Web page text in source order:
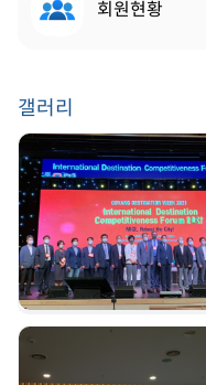
회원현황
갤러리
GDW 2021 | 2021.
08. 25